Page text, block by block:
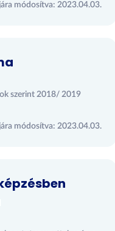
módosítva: 2023.04.03.
szerint 2018/ 2019
módosítva: 2023.04.03.